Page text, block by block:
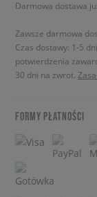
Darmowa dostawa
Zawsze darmowa
Czas dostawy: 1-5
potwierdzenia
30 dni na zwrot.
FORMY PŁATNOŚCI